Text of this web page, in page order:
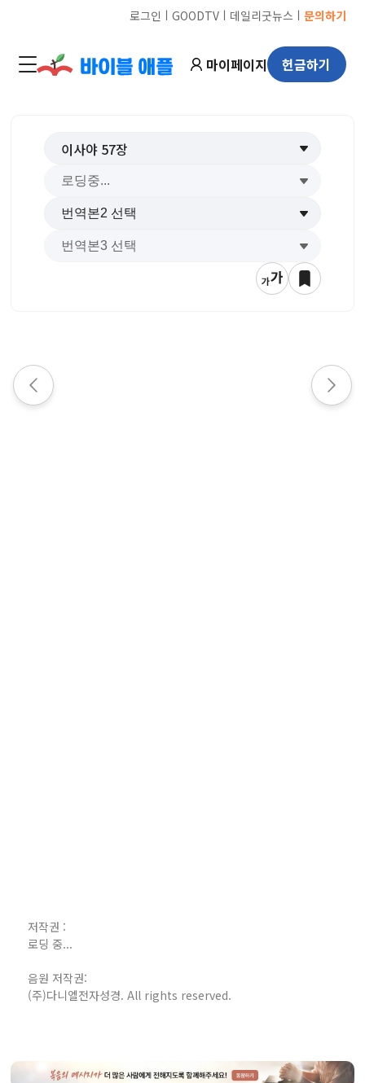
로그인 ㅣ GOODTVㅣ 데일리굿뉴스 ㅣ 문의하기
마이페이지 헌금하기
이사야 57장
저작권 :
로딩 중...
음원 저작권:
(주)다니엘전자성경. All rights reserved.